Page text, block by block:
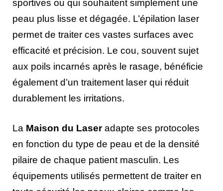
sportives ou qui souhaitent simplement une
peau plus lisse et dégagée. L’épilation laser
permet de traiter ces vastes surfaces avec
efficacité et précision. Le cou, souvent sujet
aux poils incarnés après le rasage, bénéficie
également d’un traitement laser qui réduit
durablement les irritations.
La Maison du Laseradapte ses protocoles
en fonction du type de peau et de la densité
pilaire de chaque patient masculin. Les
équipements utilisés permettent de traiter en